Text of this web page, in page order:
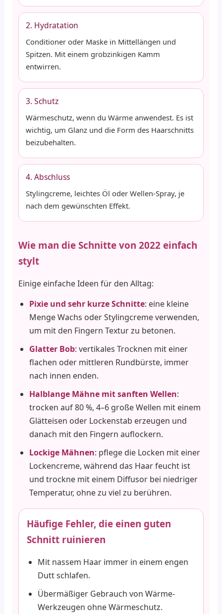
2. Hydratation
Conditioner oder Maske in Mittellängen und
Spitzen. Mit einem grobzinkigen Kamm
entwirren.
3. Schutz
Wärmeschutz, wenn du Wärme anwendest. Es ist
wichtig, um Glanz und die Form des Haarschnitts
beizubehalten.
4. Abschluss
Stylingcreme, leichtes Öl oder Wellen-Spray, je
nach dem gewünschten Effekt.
Wie man die Schnitte von 2022 einfach
stylt
Einige einfache Ideen für den Alltag:
Pixie und sehr kurze Schnitte: eine kleine
Menge Wachs oder Stylingcreme verwenden,
um mit den Fingern Textur zu betonen.
Glatter Bob: vertikales Trocknen mit einer
flachen oder mittleren Rundbürste, immer
nach innen enden.
Halblange Mähne mit sanften Wellen:
trocken auf 80 %, 4–6 große Wellen mit einem
Glätteisen oder Lockenstab erzeugen und
danach mit den Fingern auflockern.
Lockige Mähnen: pflege die Locken mit einer
Lockencreme, während das Haar feucht ist
und trockne mit einem Diffusor bei niedriger
Temperatur, ohne zu viel zu berühren.
Häufige Fehler, die einen guten
Schnitt ruinieren
Mit nassem Haar immer in einem engen
Dutt schlafen.
Übermäßiger Gebrauch von Wärme-
Werkzeugen ohne Wärmeschutz.